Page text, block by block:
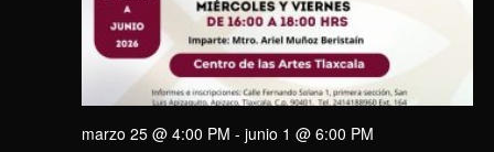
marzo 25 @ 4:00 PM - junio 1 @ 6:00 PM